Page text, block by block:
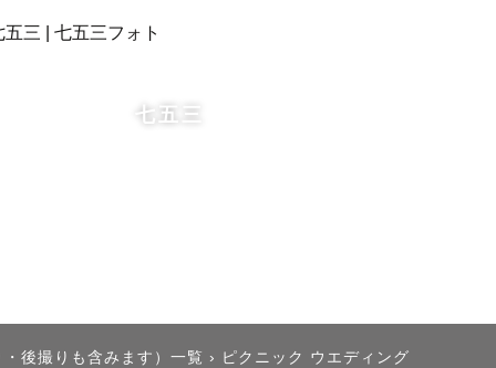
七五三
後撮りも含みます）一覧 › ピクニック ウエディング